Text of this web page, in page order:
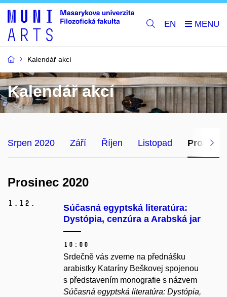
EN
Kalendář akcí
Kalendář akcí
Srpen 2020 Září Říjen Listopad Prosinec
Prosinec 2020
1. 12.
Súčasná egyptská literatúra:
Dystópia, cenzúra a Arabská jar
10:00
Srdečně vás zveme na přednášku
arabistky Kataríny Beškovej spojenou
s představením monografie s názvem
Súčasná egyptská literatúra: Dystópia,